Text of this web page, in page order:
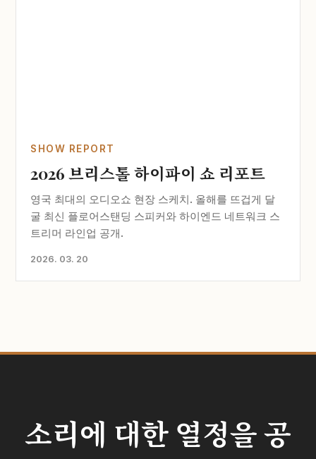
SHOW REPORT
2026 브리스톨 하이파이 쇼 리포트
영국 최대의 오디오쇼 현장 스케치. 올해를 뜨겁게 달
굴 최신 플로어스탠딩 스피커와 하이엔드 네트워크 스
트리머 라인업 공개.
2026. 03. 20
소리에 대한 열정을 공